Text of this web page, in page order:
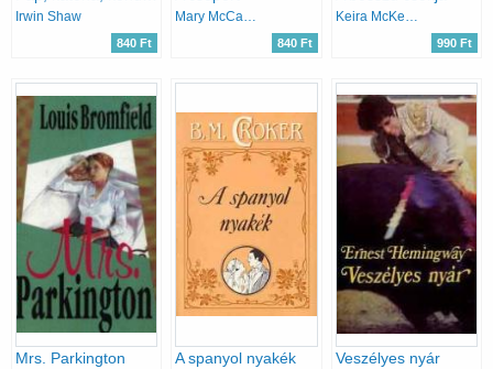
Irwin Shaw
840 Ft
Mary McCarthy
840 Ft
Keira McKenzie
990 Ft
Mrs. Parkington A spanyol nyakék Veszélyes nyár